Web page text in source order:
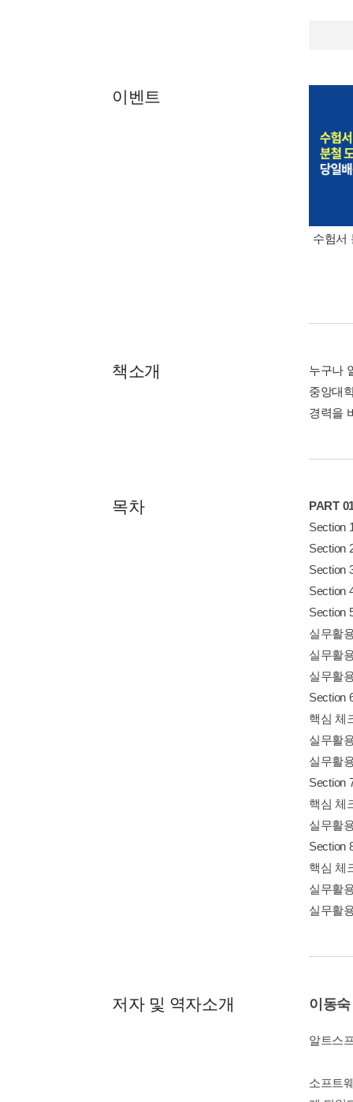
이벤트
수험서
책소개
누구나
중앙대
경력을
목차
PART
Section
Section
Section
Section
Section
실무활
실무활
실무활
Section
핵심 체
실무활
실무활
Section
핵심 체
실무활
Section
핵심 체
실무활
실무활
저자 및 역자소개 이동숙
알트스
소프트